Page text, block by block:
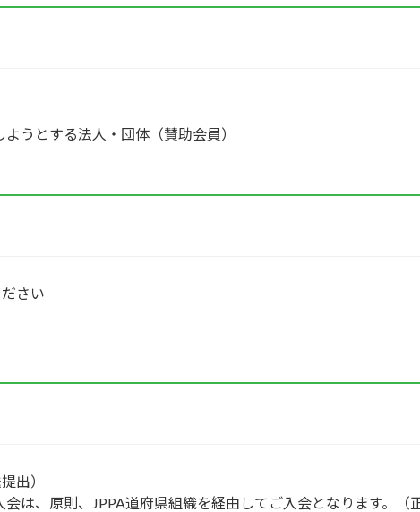
うとする法人・団体（賛助会員）
さい
出）
は、原則、JPPA道府県組織を経由してご入会となります。（